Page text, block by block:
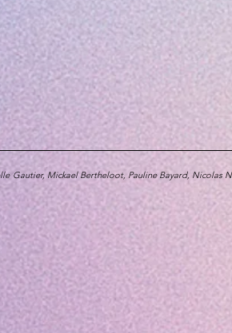
Gautier, Mickael Bertheloot, Pauline Bayard, Nicolas